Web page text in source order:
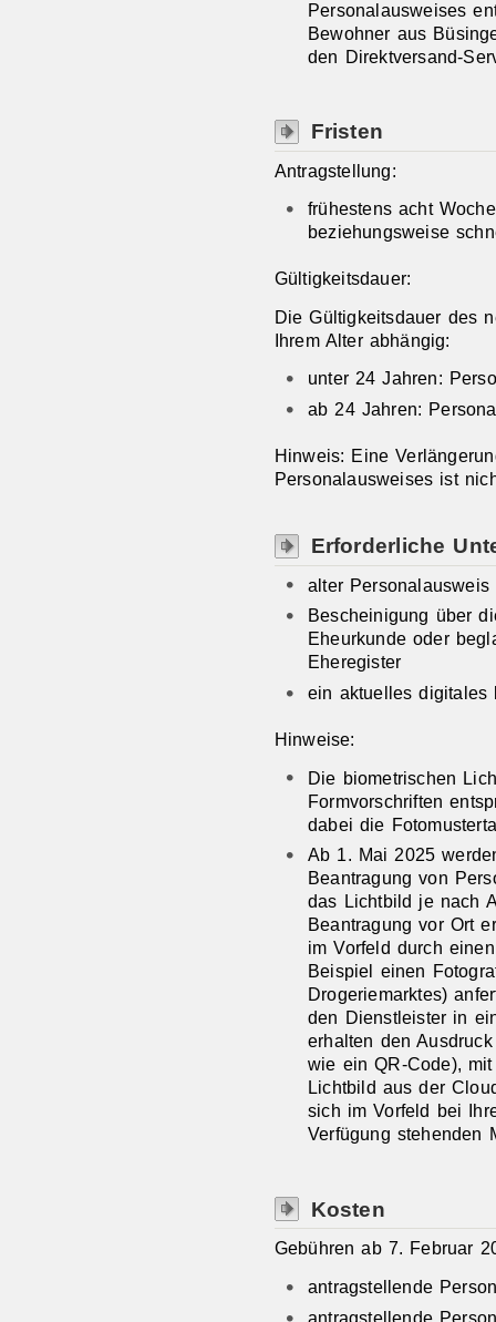
Personalausweises
Bewohner aus
den Direktversand-
Fristen
Antragstellung:
frühestens acht
beziehungsweise
Gültigkeitsdauer:
Die Gültigkeitsdauer des
Ihrem Alter abhängig:
unter 24 Jahren:
ab 24 Jahren:
Hinweis: Eine
Personalausweises ist
Erforderliche
alter Personalausweis
Bescheinigung über
Eheurkunde oder
Eheregister
ein aktuelles digitales
Hinweise:
Die biometrischen
Formvorschriften
dabei die
Ab 1. Mai 2025
Beantragung von
das Lichtbild je nach
Beantragung vor Ort
im Vorfeld durch
Beispiel einen
Drogeriemarktes)
den Dienstleister in
erhalten den
wie ein QR-Code),
Lichtbild aus der
sich im Vorfeld bei
Verfügung stehenden
Kosten
Gebühren ab 7. Februar
antragstellende
antragstellende